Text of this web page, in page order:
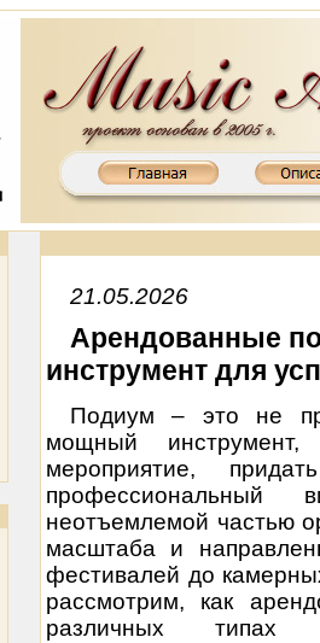
XD800MKIII: KT88, 2х65 ВтЛамповый усилитель
21.05.2026
Арендованные
инструмент для
Подиум – это не
мощный
мероприятие,
неотъемлемой частью
масштаба и
фестивалей до
рассмотрим, как
различных типах